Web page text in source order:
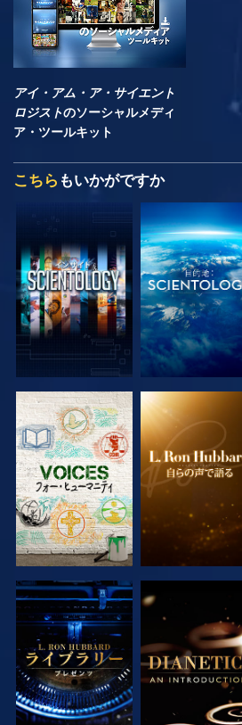
アイ・アム・ア・サイエント
ロジストのソーシャルメディ
ア・ツールキット
こちら もいかがですか
シリーズを探求 シリーズを探求
シリーズを探求 シリーズを探求